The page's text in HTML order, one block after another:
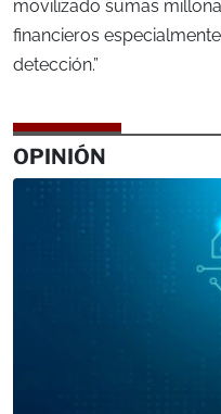
movilizado sumas
financieros
detección.”
OPINIÓN